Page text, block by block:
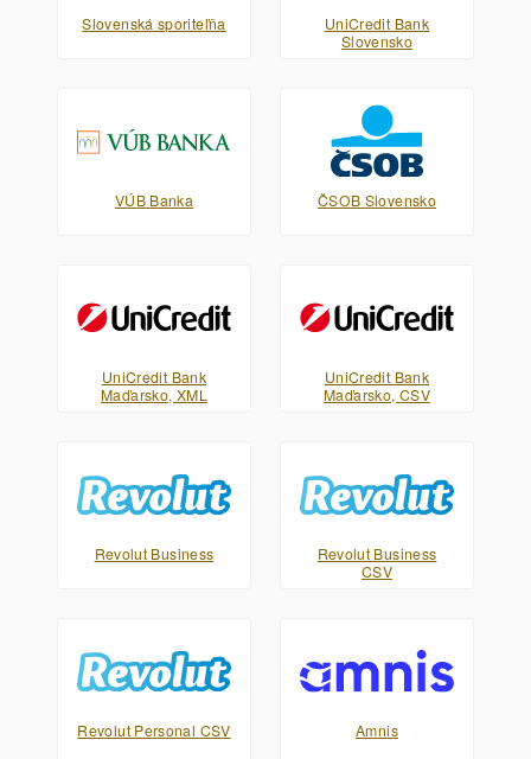
Slovenská sporiteľňa
UniCredit Bank
Slovensko
VÚB Banka ČSOB Slovensko
UniCredit Bank
Maďarsko, XML
UniCredit Bank
Maďarsko, CSV
Revolut Business
Revolut Business
CSV
Revolut Personal CSV Amnis